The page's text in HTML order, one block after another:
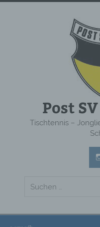
Post
Tischtennis –